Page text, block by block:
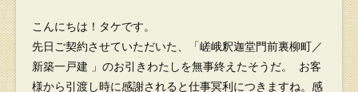
こんにちは！タケです。
先日ご契約させていただいた、「嵯峨釈迦堂門前裏柳町／
新築一戸建 」のお引きわたしを無事終えたそうだ。
お客
様から引渡し時に感謝されると仕事冥利につきますね。感